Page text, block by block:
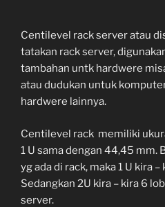
Centilevel rack server atau
tatakan rack server,
tambahan untk hardwere
atau dudukan untuk
hardwere lainnya.
Centilevel rack memiliki
1 U sama dengan 44,45 mm.
yg ada di rack, maka 1 U kira
Sedangkan 2U kira – kira 6
server.